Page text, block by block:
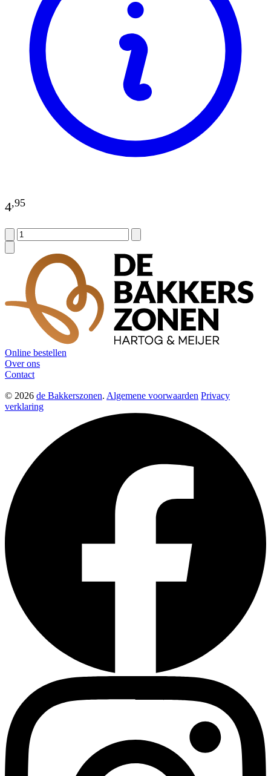
4,95
Online bestellen
Over ons
Contact
© 2026 de Bakkerszonen. Algemene voorwaarden Privacy
verklaring